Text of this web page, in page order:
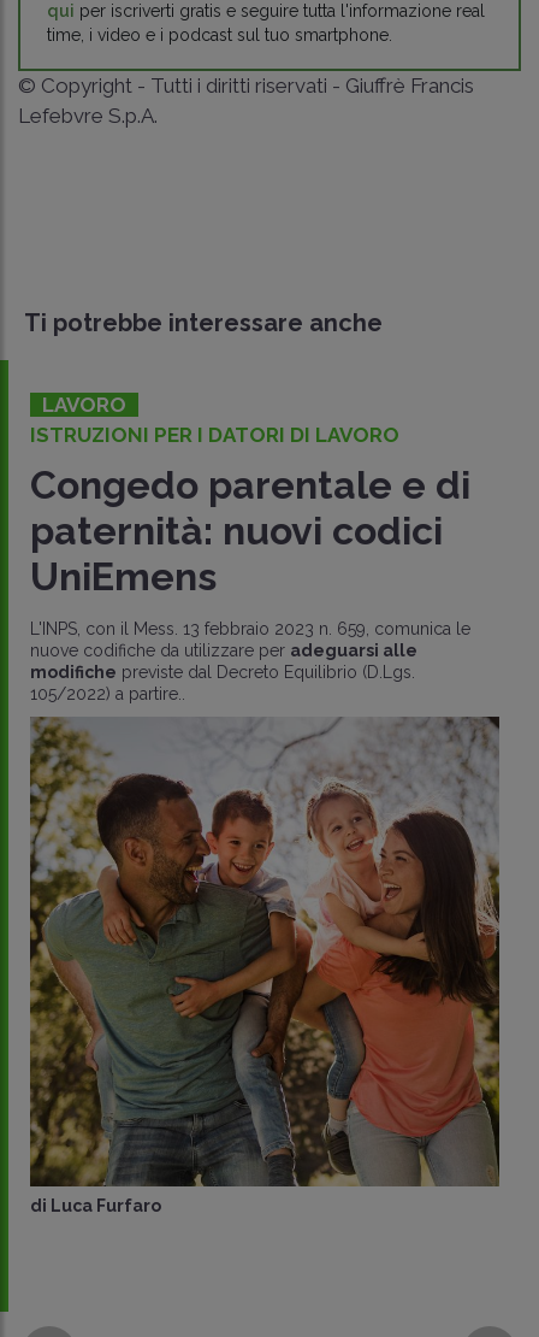
qui per iscriverti gratis e seguire tutta l'informazione real
time, i video e i podcast sul tuo smartphone.
© Copyright - Tutti i diritti riservati - Giuffrè Francis
Lefebvre S.p.A.
Ti potrebbe interessare anche
LAVORO
ISTRUZIONI PER I DATORI DI LAVORO
Congedo parentale e di
paternità: nuovi codici
UniEmens
L'INPS, con il Mess. 13 febbraio 2023 n. 659, comunica le
nuove codifiche da utilizzare per adeguarsi alle
modifiche previste dal Decreto Equilibrio (D.Lgs.
105/2022) a partire..
di Luca Furfaro